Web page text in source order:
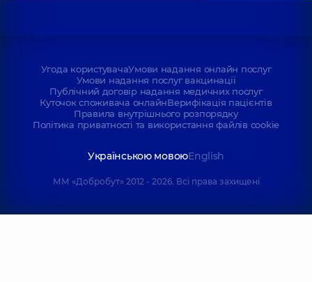
Угода користувачаУмови надання онлайн послуг
Умови надання послуг вакцинації
Публічний договір надання медичних послуг
Куточок споживача онлайнВерифікація пацієнтів
Правила внутрішнього розпорядку
Політика приватності та використання файлів cookie
Українською мовоюEnglish
ММ «Добробут» 2012 - 2026. Всі права захищені